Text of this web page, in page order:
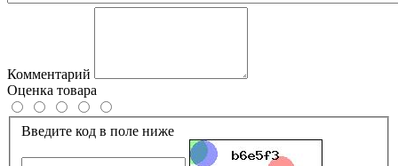
Комментарий
Оценка товара
Введите код в поле ниже